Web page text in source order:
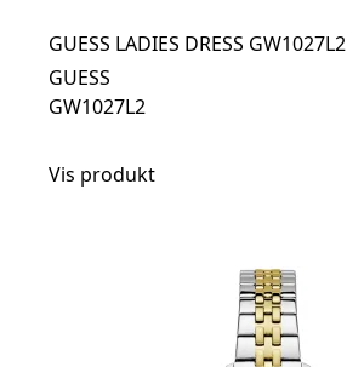
GUESS LADIES DRESS GW1027L2
GUESS
GW1027L2
Vis produkt